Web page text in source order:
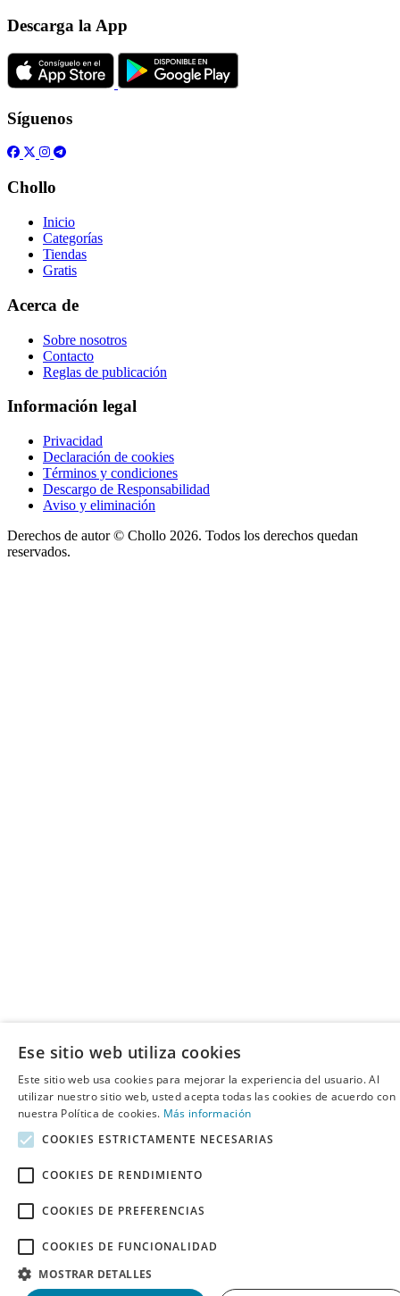
Descarga la App
Síguenos
Chollo
Inicio
Categorías
Tiendas
Gratis
Acerca de
Sobre nosotros
Contacto
Reglas de publicación
Información legal
Privacidad
Declaración de cookies
Términos y condiciones
Descargo de Responsabilidad
Aviso y eliminación
Derechos de autor © Chollo 2026. Todos los derechos quedan
reservados.
Ese sitio web utiliza cookies
Este sitio web usa cookies para mejorar la experiencia del usuario. Al
utilizar nuestro sitio web, usted acepta todas las cookies de acuerdo con
nuestra Política de cookies. Más información
COOKIES ESTRICTAMENTE NECESARIAS
COOKIES DE RENDIMIENTO
COOKIES DE PREFERENCIAS
COOKIES DE FUNCIONALIDAD
MOSTRAR DETALLES